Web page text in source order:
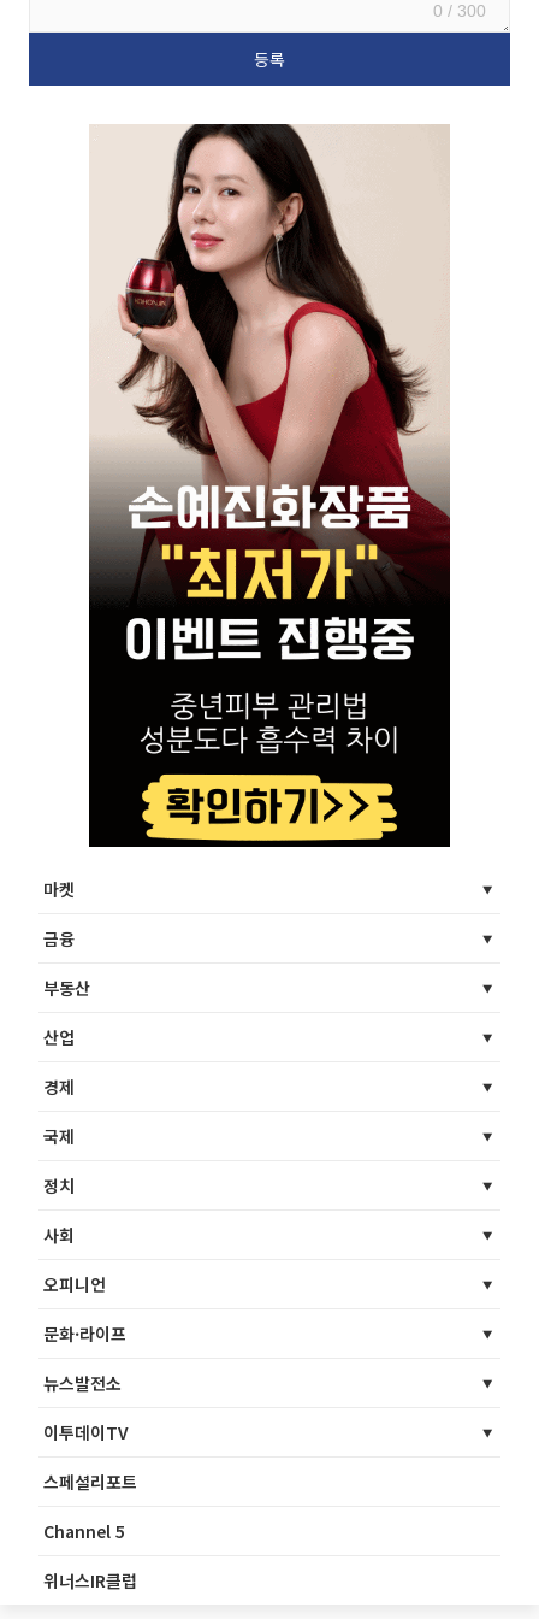
0 / 300
마켓
금융
부동산
산업
경제
국제
정치
사회
오피니언
문화·라이프
뉴스발전소
이투데이TV
스페셜리포트
Channel 5
위너스IR클럽